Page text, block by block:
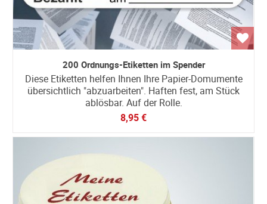
200 Ordnungs-Etiketten im Spender
Diese Etiketten helfen Ihnen Ihre Papier-Domumente
übersichtlich "abzuarbeiten". Haften fest, am Stück
ablösbar. Auf der Rolle.
8,95 €